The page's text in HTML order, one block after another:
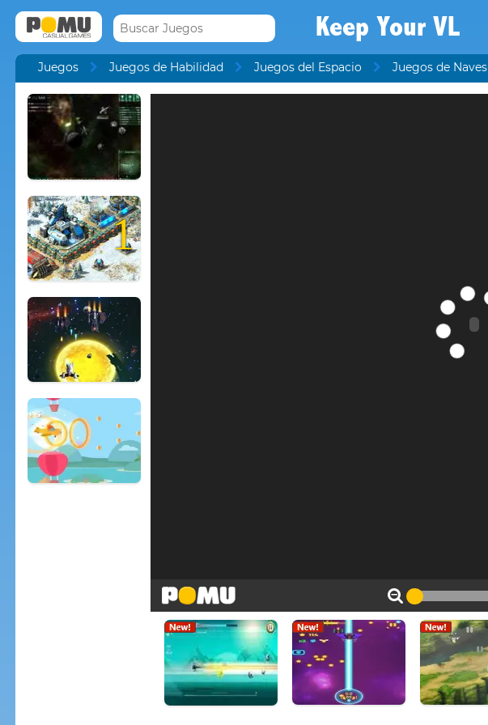
Keep Your VL
Juegos Juegos de Habilidad Juegos del Espacio Juegos de Naves
1